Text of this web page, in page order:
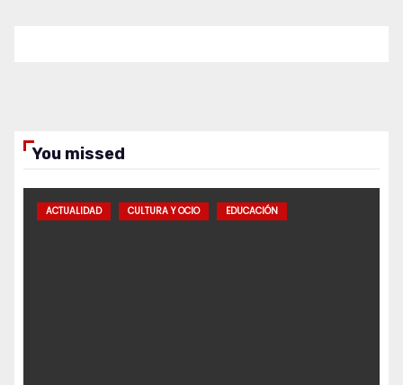
You missed
ACTUALIDAD CULTURA Y OCIO EDUCACIÓN